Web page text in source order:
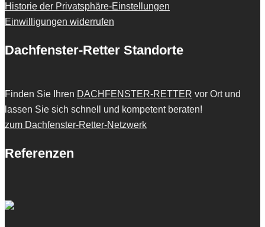
Historie der Privatsphäre-Einstellungen
Einwilligungen widerrufen
Dachfenster-Retter Standorte
Finden Sie Ihren DACHFENSTER-RETTER vor Ort und
lassen Sie sich schnell und kompetent beraten!
zum Dachfenster-Retter-Netzwerk
Referenzen